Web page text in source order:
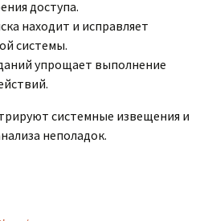
доступа.
находит и исправляет
системы.
упрощает выполнение
системные извещения и
неполадок.